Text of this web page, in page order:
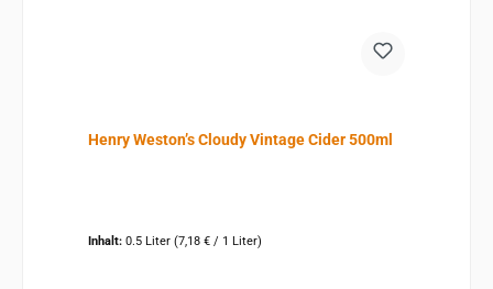
Henry Weston’s Cloudy Vintage Cider 500ml
Inhalt: 0.5 Liter (7,18 € / 1 Liter)